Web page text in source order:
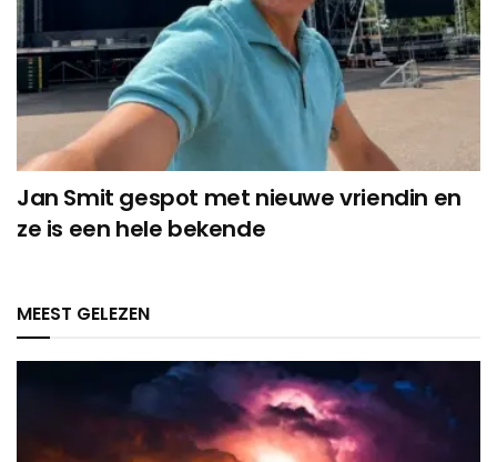
Jan Smit gespot met nieuwe vriendin en
ze is een hele bekende
MEEST GELEZEN